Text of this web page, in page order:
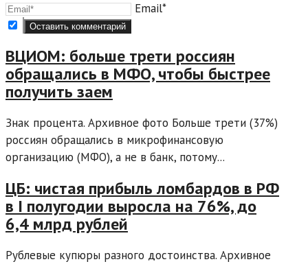
Email*
ВЦИОМ: больше трети россиян
обращались в МФО, чтобы быстрее
получить заем
Знак процента. Архивное фото Больше трети (37%)
россиян обращались в микрофинансовую
организацию (МФО), а не в банк, потому...
ЦБ: чистая прибыль ломбардов в РФ
в I полугодии выросла на 76%, до
6,4 млрд рублей
Рублевые купюры разного достоинства. Архивное